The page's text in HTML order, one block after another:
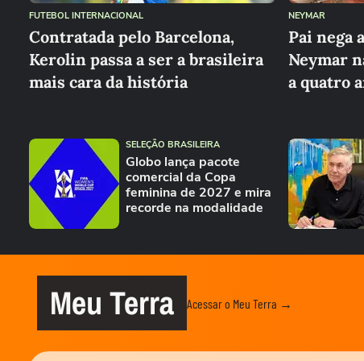
FUTEBOL INTERNACIONAL
Contratada pelo Barcelona,
Kerolin passa a ser a brasileira
mais cara da história
NEYMAR
Pai nega
Neymar
a quatro
SELEÇÃO BRASILEIRA
Globo lança pacote
comercial da Copa
feminina de 2027 e mira
recorde na modalidade
Meu Terra Acessar o Meu Terra →